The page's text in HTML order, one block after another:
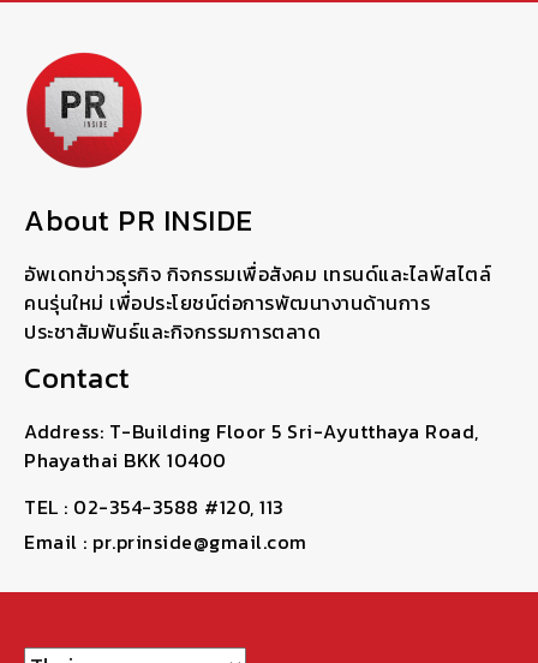
About PR INSIDE
อัพเดทข่าวธุรกิจ กิจกรรมเพื่อสังคม เทรนด์และไลฟ์สไตล์
คนรุ่นใหม่ เพื่อประโยชน์ต่อการพัฒนางานด้านการ
ประชาสัมพันธ์และกิจกรรมการตลาด
Contact
Address: T-Building Floor 5 Sri-Ayutthaya Road,
Phayathai BKK 10400
TEL : 02-354-3588 #120, 113
Email : pr.prinside@gmail.com